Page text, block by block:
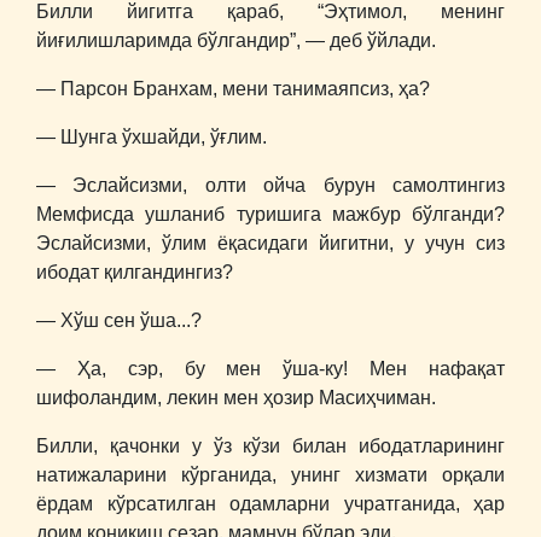
Билли йигитга қараб, “Эҳтимол, менинг
йиғилишларимда бўлгандир”, ― деб ўйлади.
― Парсон Бранхам, мени танимаяпсиз, ҳа?
― Шунга ўхшайди, ўғлим.
― Эслайсизми, олти ойча бурун самолтингиз
Мемфисда ушланиб туришига мажбур бўлганди?
Эслайсизми, ўлим ёқасидаги йигитни, у учун сиз
ибодат қилгандингиз?
― Хўш сен ўша...?
― Ҳа, сэр, бу мен ўша-ку! Мен нафақат
шифоландим, лекин мен ҳозир Масиҳчиман.
Билли, қачонки у ўз кўзи билан ибодатларининг
натижаларини кўрганида, унинг хизмати орқали
ёрдам кўрсатилган одамларни учратганида, ҳар